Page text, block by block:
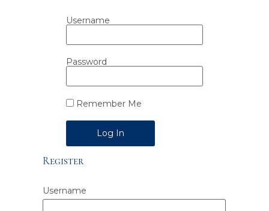
Username
Password
Remember Me
Alternative:
Register
Username